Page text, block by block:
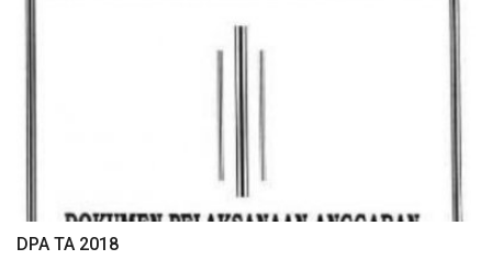
DPA TA 2018